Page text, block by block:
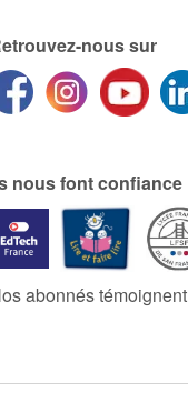
nous sur
nous font confiance
abonnés témoignent